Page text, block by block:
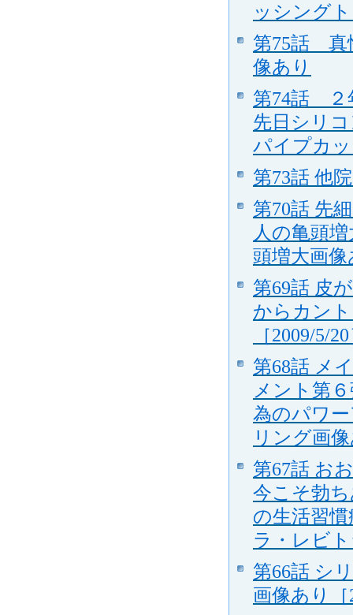
ッシング
第75話 真
像あり
第74話 ２
先日シリ
パイプカ
第73話 他
第70話 先
人の亀頭
頭増大画像
第69話 皮
からカン
［2009/5/
第68話 メ
メント第
為のパワ
リング画
第67話 お
今こそ勃
の生活習
ラ・レビ
第66話 シ
画像あり［